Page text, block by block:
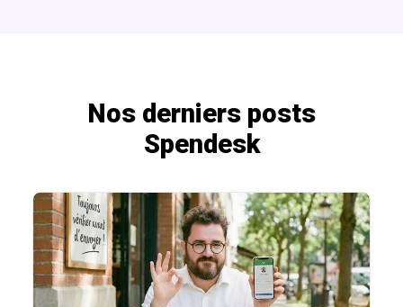
Nos derniers posts
Spendesk